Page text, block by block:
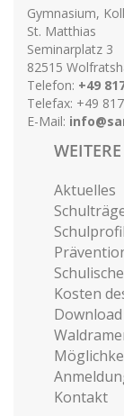
Gymnasium,
St. Matthias
Seminarplatz 3
82515
Telefon: +49
Telefax: +49
E-Mail:
Aktuelles
Schulprofil
Kosten
Download
Kontakt